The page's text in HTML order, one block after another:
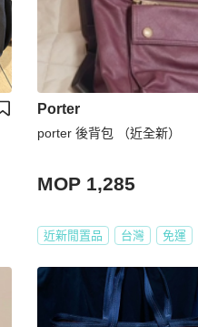
Porter
porter 後背包 （近全新）
MOP 1,285
近新閒置品 台灣 免運